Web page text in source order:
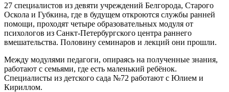
27 специалистов из девяти учреждений Белгорода, Старого
Оскола и Губкина, где в будущем откроются службы ранней
помощи, проходят четыре образовательных модуля от
психологов из Санкт-Петербургского центра раннего
вмешательства. Половину семинаров и лекций они прошли.
Между модулями педагоги, опираясь на полученные знания,
работают с семьями, где есть маленький ребёнок.
Специалисты из детского сада №72 работают с Юлием и
Кириллом.